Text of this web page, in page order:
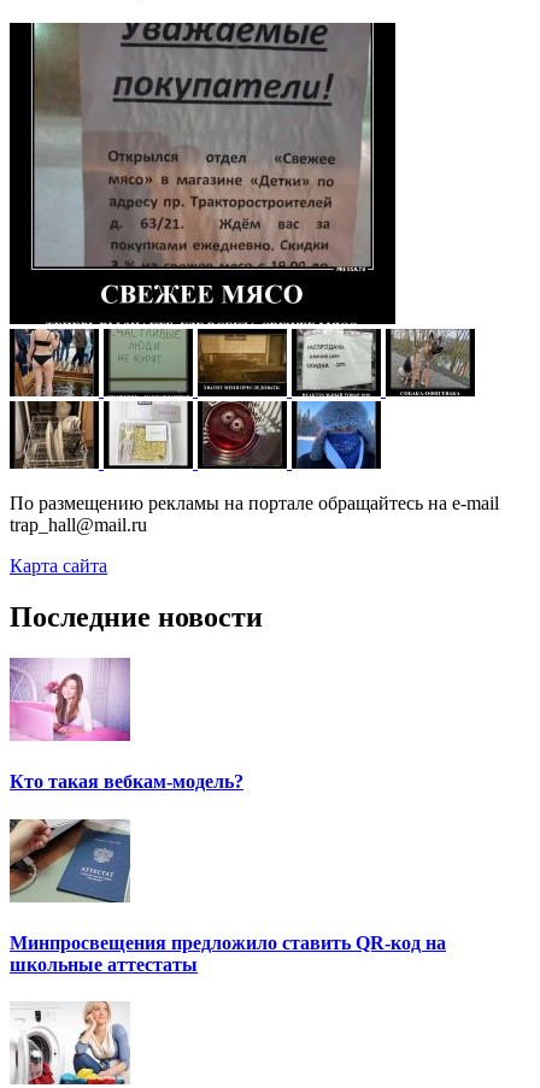
По размещению рекламы на портале обращайтесь на e-mail
trap_hall@mail.ru
Карта сайта
Последние новости
Кто такая вебкам-модель?
Минпросвещения предложило ставить QR-код на
школьные аттестаты